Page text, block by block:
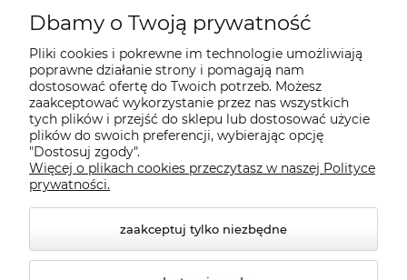
Tel.kom. 516-463-483
tel. 61-623-22-83
tel. 61-646-50-81
fax. 61-623-24-77
Dbamy o Twoją prywatność
Pliki cookies i pokrewne im technologie umożliwiają
poprawne działanie strony i pomagają nam
dostosować ofertę do Twoich potrzeb. Możesz
zaakceptować wykorzystanie przez nas wszystkich
tych plików i przejść do sklepu lub dostosować użycie
plików do swoich preferencji, wybierając opcję
"Dostosuj zgody".
Więcej o plikach cookies przeczytasz w naszej Polityce
prywatności.
zaakceptuj tylko niezbędne